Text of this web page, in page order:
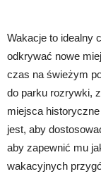
Wakacje to idealny
odkrywać nowe
czas na świeżym
do parku rozrywki,
miejsca
jest, aby
aby zapewnić mu
wakacyjnych